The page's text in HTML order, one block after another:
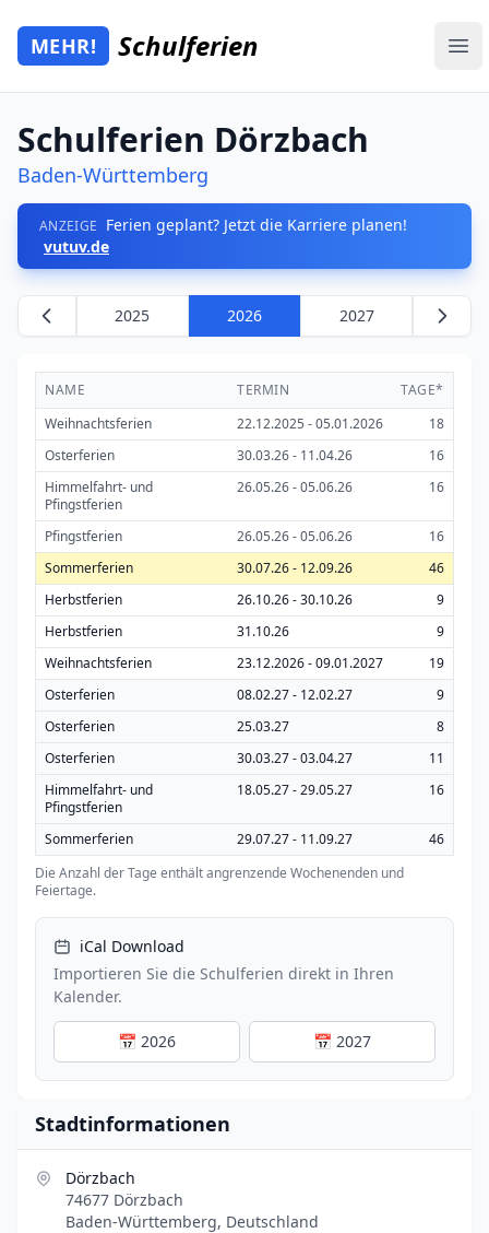
Zum Hauptinhalt springen
Mehr Schulferien
MEHR! Schulferien
Schulferien Dörzbach
Baden-Württemberg
ANZEIGE Ferien geplant? Jetzt die Karriere planen!
vutuv.de
2025 2026 2027
NAME TERMIN
TAGE*
Weihnachtsferien
22.12.2025 - 05.01.2026
18
Osterferien
30.03.26 - 11.04.26
16
Himmelfahrt- und
Pfingstferien
26.05.26 - 05.06.26 16
Pfingstferien 26.05.26 - 05.06.26
16
Sommerferien
30.07.26 - 12.09.26
46
Herbstferien
26.10.26 - 30.10.26
9
Herbstferien
31.10.26
9
Weihnachtsferien
23.12.2026 - 09.01.2027
19
Osterferien
08.02.27 - 12.02.27
9
Osterferien
25.03.27
8
Osterferien
30.03.27 - 03.04.27
11
Himmelfahrt- und
Pfingstferien
18.05.27 - 29.05.27 16
Sommerferien 29.07.27 - 11.09.27
46
Die Anzahl der Tage enthält angrenzende Wochenenden und
Feiertage.
iCal Download
Importieren Sie die Schulferien direkt in Ihren
Kalender.
📅 2026 📅 2027
Stadtinformationen
Dörzbach
74677 Dörzbach
Baden-Württemberg, Deutschland